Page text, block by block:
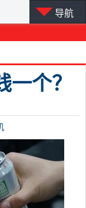
导航
个？